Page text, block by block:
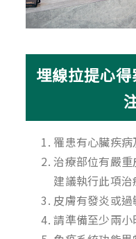
埋線拉提心
罹患有心臟疾
治療部位有嚴
建議執行此項治
皮膚有發炎或
請準備至少兩小